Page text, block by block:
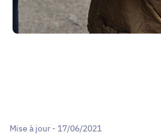
Mise à jour - 17/06/2021